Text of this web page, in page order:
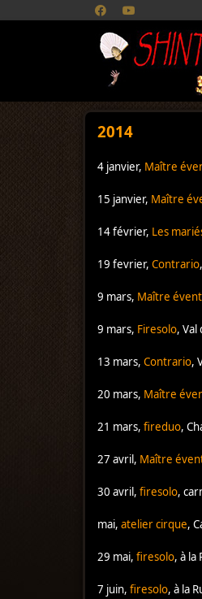
2014
4 janvier, Maître
15 janvier, Maître
14 février, Les
19 fevrier, Contrario
9 mars, Maître
9 mars, Firesolo,
13 mars, Contrario,
20 mars, Maître
21 mars, fireduo,
27 avril, Maître
30 avril, firesolo,
mai, atelier cirque,
29 mai, firesolo, à la
7 juin, firesolo, à la